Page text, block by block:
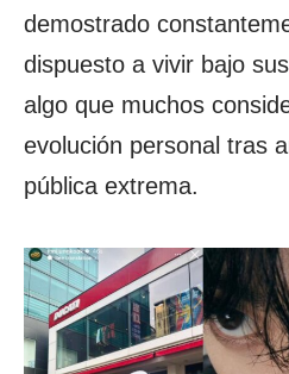
demostrado
dispuesto a vivir bajo
algo que muchos
evolución personal tras
pública extrema.